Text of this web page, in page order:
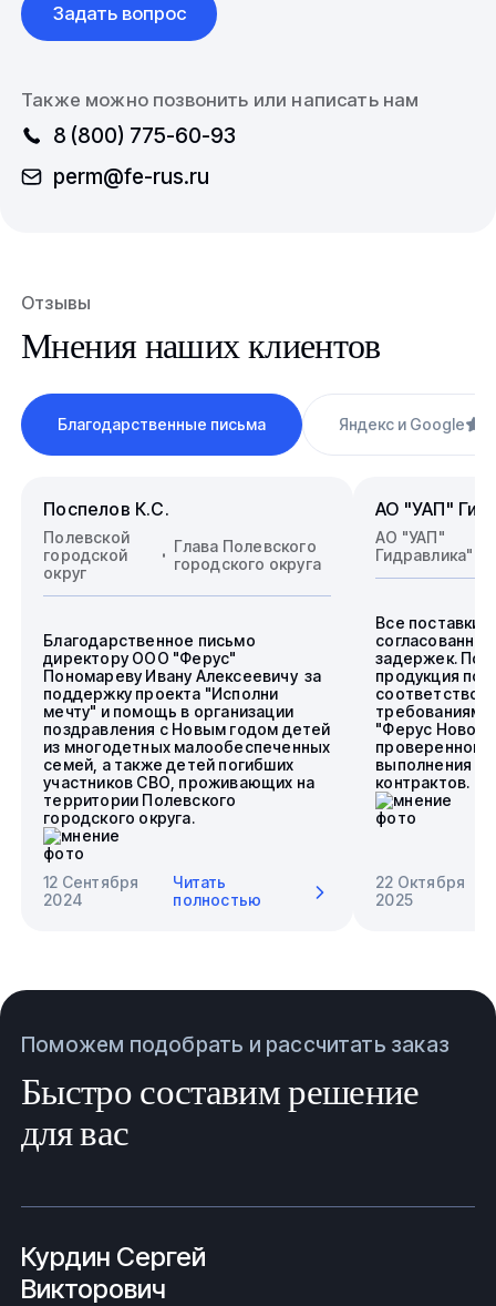
Задать вопрос
Также можно позвонить или написать нам
8 (800) 775-60-93
perm@fe-rus.ru
Отзывы
Мнения наших клиентов
Благодарственные письма Яндекс и Google
Поспелов К.С.
Полевской
городской
округ
Глава Полевского
городского округа
Благодарственное письмо
директору ООО "Ферус"
Пономареву Ивану Алексеевичу за
поддержку проекта "Исполни
мечту" и помощь в организации
поздравления с Новым годом детей
из многодетных малообеспеченных
семей, а также детей погибших
участников СВО, проживающих на
территории Полевского
городского округа.
12 Сентября
2024
Читать
полностью
АО "УАП"
АО "УАП"
Гидравлика"
Все поставки
задержек.
продукция
требованиям.
"Ферус
проверенного
выполнения
контрактов.
22 Октября
2025
Поможем подобрать и рассчитать заказ
Быстро составим решение
для вас
Курдин Сергей
Викторович